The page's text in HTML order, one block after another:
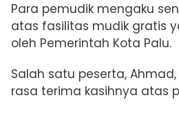
Para pemudik mengaku
atas fasilitas mudik gratis
oleh Pemerintah Kota Palu.
Salah satu peserta,
rasa terima kasihnya atas